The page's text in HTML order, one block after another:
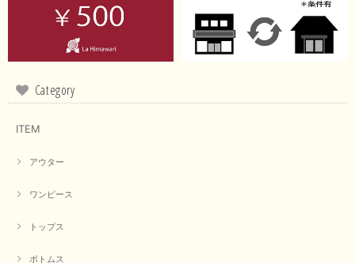
Category
ITEM
アウター
ワンピース
トップス
ボトムス